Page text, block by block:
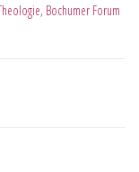
, Bochumer Forum